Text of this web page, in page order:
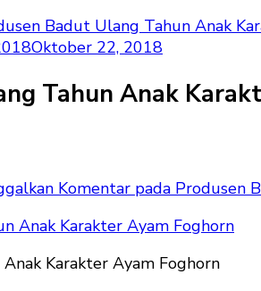
Badut Ulang Tahun Anak
Oktober 22, 2018
Tahun Anak
Komentar pada Produsen
Karakter Ayam Foghorn